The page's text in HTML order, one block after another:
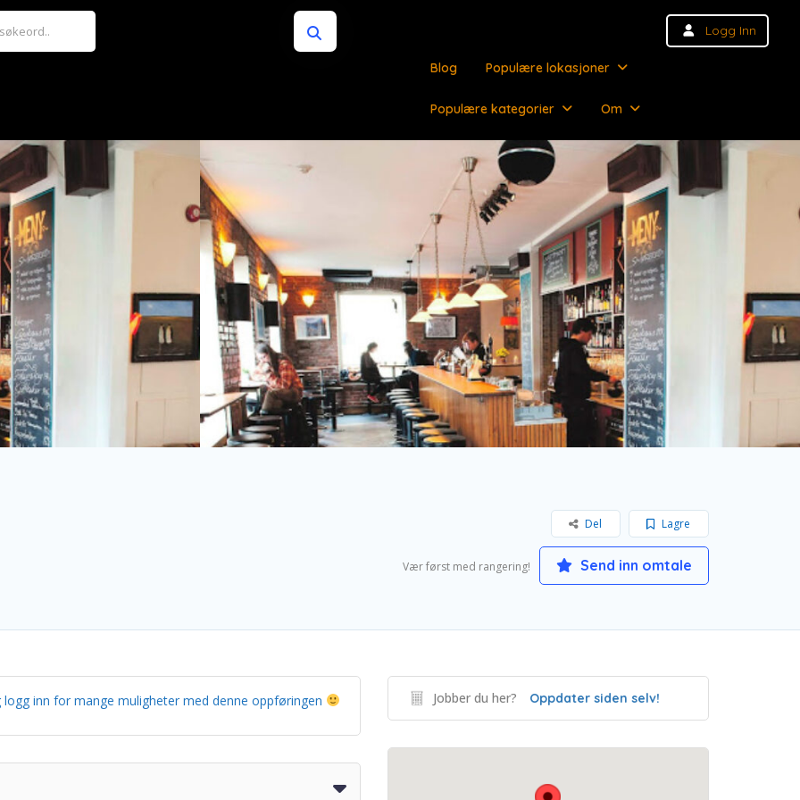
Logg Inn
Blog Populære lokasjoner
Populære kategorier Om
Lagre
Del
Vær først med rangering! Send inn omtale
inn for mange muligheter med denne oppføringen Jobber du her? Oppdater siden selv!